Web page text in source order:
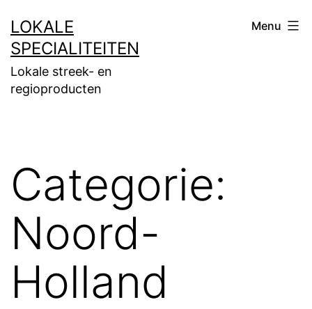
naar
de
inhoud
LOKALE
SPECIALITEITEN
Lokale streek- en
regioproducten
Menu
Categorie:
Noord-
Holland